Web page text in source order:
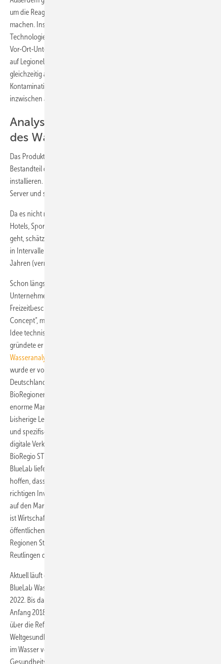
um die Reagenzien im Testsystem haltbar zu
machen. Insgesamt wurde eine einzigartige
Technologie entwickelt, die eine automatisierte
Vor-Ort-Untersuchung von Trinkwasseranlagen
auf Legionellenbefall ermöglicht und die Anlage
gleichzeitig auf Risikofaktoren für eine
Kontamination überwacht. Drei Patente hat der Ingenieur dafür
inzwischen angemeldet.
Analysegerät als festen Bestandteil
des Wassersystems
Das Produkt-Konzept sieht vor, das Analysegerät als festen
Bestandteil des Wassersystems an den Überwachungspunkten zu
installieren. Das Gerät kommuniziert über Funktechnologie mit einem
Server und schafft für den Betreiber so Transparenz in Echtzeit.
Da es nicht nur um Wohngebäude, sondern auch um Krankenhäuser,
Hotels, Sporteinrichtungen, öffentliche und gewerbliche Gebäude
geht, schätzt Jauss, dass allein in Deutschland etwa 12 Mio. Prüfstellen
in Intervallen zwischen drei Monaten (Krankenhäuser) und drei
Jahren (vermietete Wohngebäude) untersucht werden müssen.
Schon längst ist das Projekt für den
Unternehmer nicht mehr nur
Freizeitbeschäftigung. Nach dem „Proof of
Concept“, mit dem bestätigt wurde, dass seine
Idee technisch und wirtschaftlich funktioniert,
gründete er 2018 in Tübingen die
Wasseranalysesysteme GmbH
wurde er vom Arbeitskreis der BioRegionen in
Deutschland mit dem Innovationspreis der
BioRegionen Deutschlands ausgezeichnet. Die Jury betonte das
enorme Marktpotenzial des Verfahrens, das in der Lage sei, die
bisherige Legionellen-Testung auf Agarplatten durch eine schnelle
und spezifische Methode zu ersetzen und hob insbesondere die
digitale Verknüpfung biotechnologischer Diagnostik positiv hervor.
BioRegio STERN-Geschäftsführer Dr. Klaus Eichenberg: „Dr. Jauss und
BlueLab liefern einen wichtigen Beitrag zur Gesundheitssicherung. Wir
hoffen, dass dieses vielversprechende Unternehmen jetzt die
richtigen Investoren findet, damit das Produkt so schnell wie möglich
auf den Markt kommt.“ Die
ist Wirtschaftsentwickler für die Life-Sciences-Branche. Sie fördert im
öffentlichen Auftrag Innovationen und Start-ups und ist in den
Regionen Stuttgart und Neckar-Alb mit den Städten Tübingen und
Reutlingen die zentrale Anlaufstelle für Gründer und Unternehmer.
Aktuell läuft die Entwicklung der Technologie bis zur Serienreife.
BlueLab Wasseranalysesysteme erwartet die Markteinführung im Jahr
2022. Bis dahin könnte sich der Markt deutlich vergrößern: Die EU hat
Anfang 2018 angekündigt, eine Pflicht zur Legionellen-Untersuchung
über die Reform der Trinkwasserrichtlinie einzuführen. Zuvor hatte die
Weltgesundheitsorganisation WHO erklärt, dass Legionellen von allen
im Wasser vorkommenden Krankheitserregern die größte
Gesundheitsgefahr für den Menschen darstellen. ■